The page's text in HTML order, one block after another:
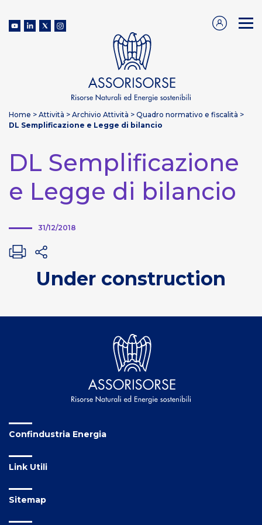
Home > Attività > Archivio Attività > Quadro normativo e fiscalità >
DL Semplificazione e Legge di bilancio
DL Semplificazione
e Legge di bilancio
31/12/2018
Under construction
Confindustria Energia
Link Utili
Sitemap